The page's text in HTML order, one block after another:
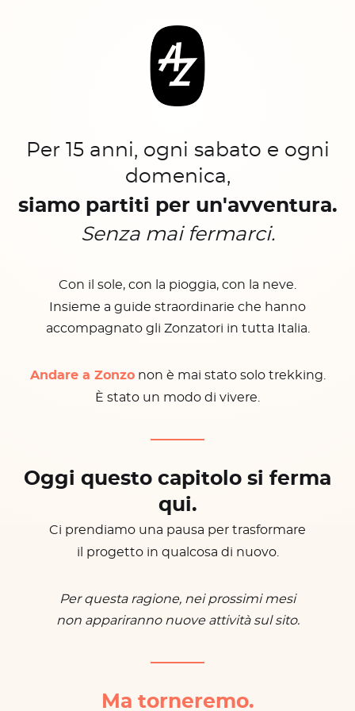
Per 15 anni, ogni sabato e ogni
domenica,
siamo partiti per un'avventura.
Senza mai fermarci.
Con il sole, con la pioggia, con la neve.
Insieme a guide straordinarie che hanno
accompagnato gli Zonzatori in tutta Italia.
Andare a Zonzonon è mai stato solo trekking.
È stato un modo di vivere.
Oggi questo capitolo si ferma
qui.
Ci prendiamo una pausa per trasformare
il progetto in qualcosa di nuovo.
Per questa ragione, nei prossimi mesi
non appariranno nuove attività sul sito.
Ma torneremo.